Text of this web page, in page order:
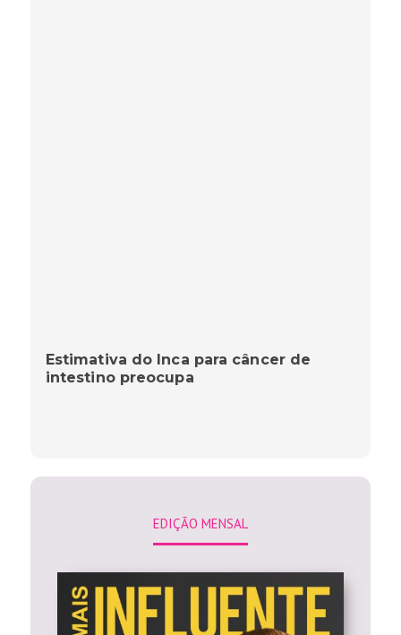
Estimativa do Inca para câncer de
intestino preocupa
EDIÇÃO MENSAL